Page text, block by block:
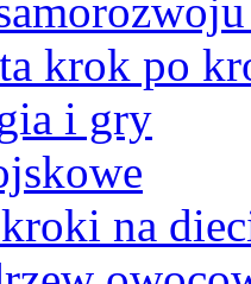
krok po
i gry
na